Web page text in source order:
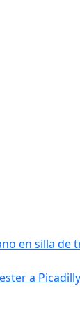
en silla de
a Picadilly